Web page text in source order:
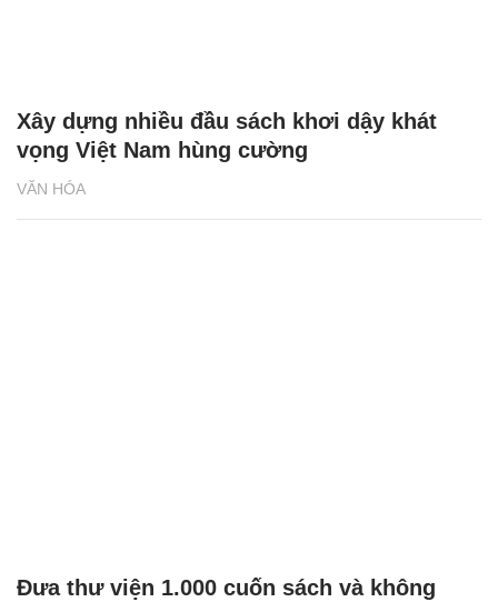
VĂN HÓA
Xây dựng nhiều đầu sách khơi dậy khát
vọng Việt Nam hùng cường
Đưa thư viện 1.000 cuốn sách và không